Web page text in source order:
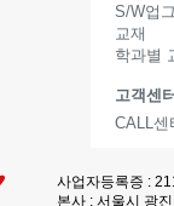
S/W업
교재
학과별
고객센터
CALL센
사업자등록증 :
본사 : 서울시 광